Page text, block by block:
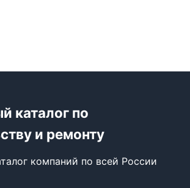
каталог по
и ремонту
компаний по всей России